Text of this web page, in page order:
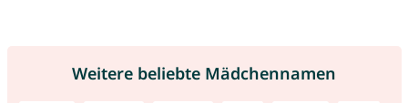
Weitere beliebte Mädchennamen